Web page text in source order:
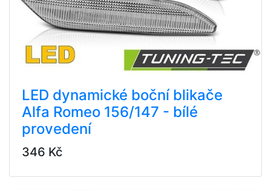
LED dynamické boční blikače
Alfa Romeo 156/147 - bílé
provedení
346 Kč